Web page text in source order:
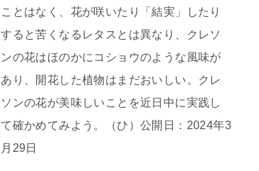
ことはなく、花が咲いたり「結実」したり
すると苦くなるレタスとは異なり、クレソ
ンの花はほのかにコショウのような風味が
あり、開花した植物はまだおいしい。クレ
ソンの花が美味しいことを近日中に実践し
て確かめてみよう。（ひ）公開日：2024年3
月29日